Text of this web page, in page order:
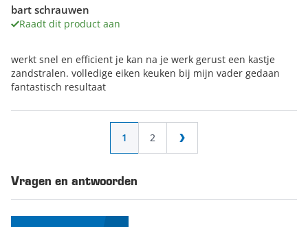
bart schrauwen
Raadt dit product aan
werkt snel en efficient je kan na je werk gerust een kastje
zandstralen. volledige eiken keuken bij mijn vader gedaan
fantastisch resultaat
U lees momenteel pagina
1 Pagina
2 Pagina
Vragen en antwoorden